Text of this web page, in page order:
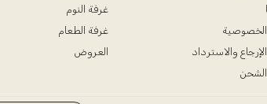
والاسترداد
غرفة النوم
غرفة الطعام
العروض